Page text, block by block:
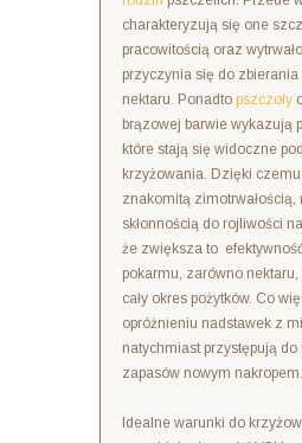
charakteryzują się one
pracowitością oraz
przyczynia się do zbierania
nektaru. Ponadto pszczoły
brązowej barwie wykazują
które stają się widoczne
krzyżowania. Dzięki
znakomitą zimotrwałością,
skłonnością do rojliwości
że zwiększa to
pokarmu, zarówno nektaru,
cały okres pożytków. Co
opróżnieniu nadstawek z
natychmiast przystępują do
zapasów nowym nakropem.
Idealne warunki do